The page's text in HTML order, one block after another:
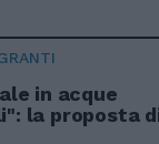
in acque
la proposta